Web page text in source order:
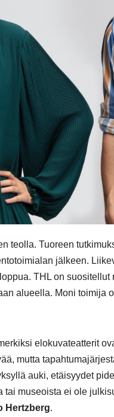
teolla. Tuoreen
jälkeen.
THL on
alueella. Moni toimija
elokuvateatterit
mutta
auki, etäisyydet
museoista ei ole
Hertzberg.